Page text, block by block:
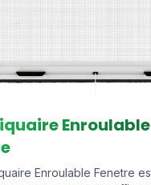
Enroulable Fenetre